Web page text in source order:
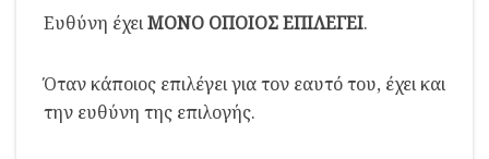
Ευθύνη έχειΜΟΝΟ ΟΠΟΙΟΣ ΕΠΙΛΕΓΕΙ.
Όταν κάποιος επιλέγει για τον εαυτό του, έχει και
την ευθύνη της επιλογής.